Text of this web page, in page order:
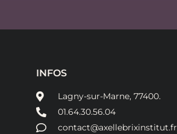
INFOS
Lagny-sur-Marne, 77400.
01.64.30.56.04
contact@axellebrixinstitut.fr